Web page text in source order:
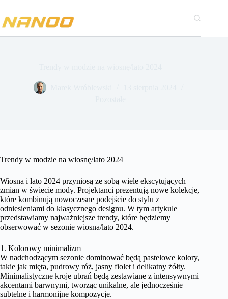
treści
Trendy w modzie na wiosnę/lato 2024
Wiosna i lato 2024 przyniosą ze sobą wiele ekscytujących
zmian w świecie mody. Projektanci prezentują nowe kolekcje,
które kombinują nowoczesne podejście do stylu z
odniesieniami do klasycznego designu. W tym artykule
przedstawiamy najważniejsze trendy, które będziemy
obserwować w sezonie wiosna/lato 2024.
1. Kolorowy minimalizm
W nadchodzącym sezonie dominować będą pastelowe kolory,
takie jak mięta, pudrowy róż, jasny fiolet i delikatny żółty.
Minimalistyczne kroje ubrań będą zestawiane z intensywnymi
akcentami barwnymi, tworząc unikalne, ale jednocześnie
subtelne i harmonijne kompozycje.